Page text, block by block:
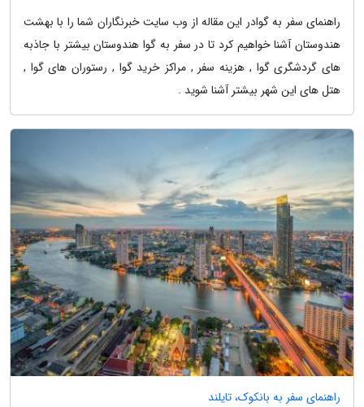
راهنمای سفر به گوادر این مقاله از وب سایت خبرنگاران شما را با بهشت
هندوستان آشنا خواهیم کرد تا در سفر به گوا هندوستان بیشتر با جاذبه
های گردشگری گوا , هزینه سفر , مراکز خرید گوا , رستوران های گوا ,
هتل های این شهر بیشتر آشنا شوید .
راهنمای سفر به بانکوک، تایلند